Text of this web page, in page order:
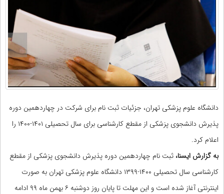
دانشگاه علوم پزشکی تهران، جزئیات ثبت نام برای شرکت در چهاردهمین دوره
پذیرش دانشجوی پزشکی از مقطع کارشناسی برای سال تحصیلی ۱۴۰۱-۱۴۰۰ را
اعلام کرد.
به گزارش ایسنا، ثبت نام چهاردهمین دوره پذیرش دانشجوی پزشکی از مقطع
کارشناسی سال تحصیلی ۱۴۰۰-۱۳۹۹ دانشگاه علوم پزشکی تهران به صورت
اینترنتی آغاز شده است و این مهلت تا پایان روز دوشنبه ۶ بهمن ماه ۹۹ ادامه